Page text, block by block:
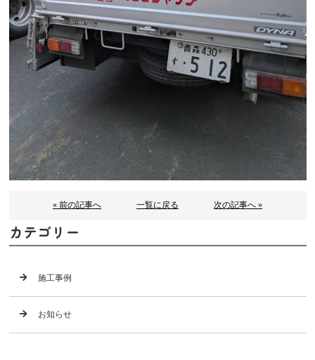
« 前の記事へ 一覧に戻る 次の記事へ »
カテゴリー
施工事例
お知らせ